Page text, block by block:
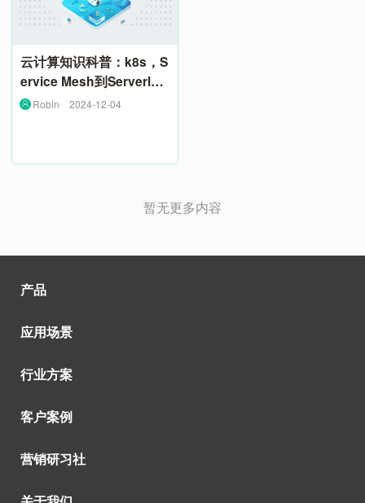
云计算知识科普：k8s，S
ervice Mesh到Serverles
s Robin 2024-12-04
暂无更多内容
产品
应用场景
行业方案
客户案例
营销研习社